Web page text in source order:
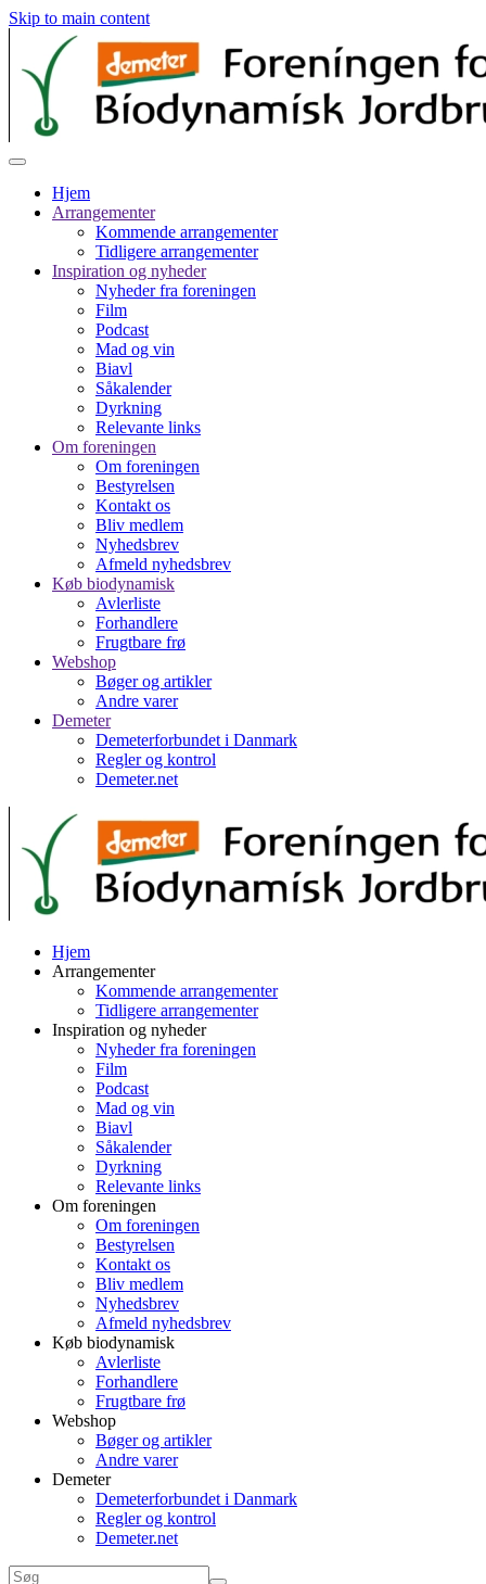
Skip to main content
Hjem
Arrangementer
Kommende arrangementer
Tidligere arrangementer
Inspiration og nyheder
Nyheder fra foreningen
Film
Podcast
Mad og vin
Biavl
Såkalender
Dyrkning
Relevante links
Om foreningen
Om foreningen
Bestyrelsen
Kontakt os
Bliv medlem
Nyhedsbrev
Afmeld nyhedsbrev
Køb biodynamisk
Avlerliste
Forhandlere
Frugtbare frø
Webshop
Bøger og artikler
Andre varer
Demeter
Demeterforbundet i Danmark
Regler og kontrol
Demeter.net
Hjem
Arrangementer
Kommende arrangementer
Tidligere arrangementer
Inspiration og nyheder
Nyheder fra foreningen
Film
Podcast
Mad og vin
Biavl
Såkalender
Dyrkning
Relevante links
Om foreningen
Om foreningen
Bestyrelsen
Kontakt os
Bliv medlem
Nyhedsbrev
Afmeld nyhedsbrev
Køb biodynamisk
Avlerliste
Forhandlere
Frugtbare frø
Webshop
Bøger og artikler
Andre varer
Demeter
Demeterforbundet i Danmark
Regler og kontrol
Demeter.net